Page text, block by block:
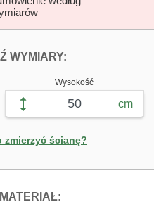
WYMIARY:
Wysokość
cm
zmierzyć ścianę?